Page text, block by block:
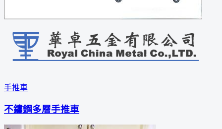
手推車
不鏽鋼多層手推車